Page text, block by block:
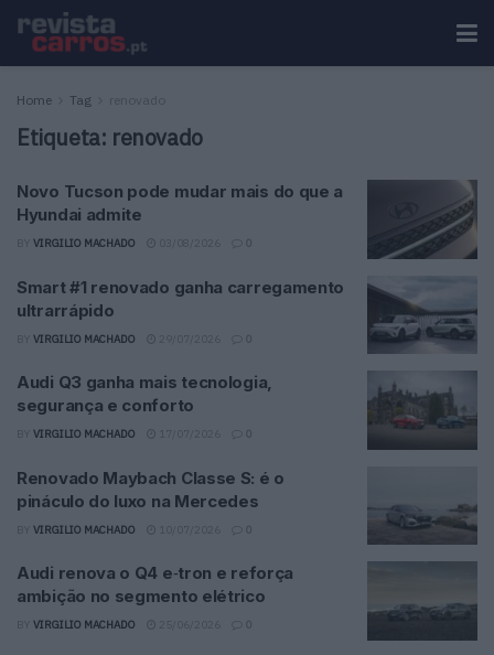
Home Tag renovado
Etiqueta: renovado
Novo Tucson pode mudar mais do que a
Hyundai admite
VIRGILIO MACHADO 0
Smart #1 renovado ganha carregamento
ultrarrápido
VIRGILIO MACHADO 0
Audi Q3 ganha mais tecnologia,
segurança e conforto
VIRGILIO MACHADO 0
Renovado Maybach Classe S: é o
pináculo do luxo na Mercedes
VIRGILIO MACHADO 0
Audi renova o Q4 e‑tron e reforça
ambição no segmento elétrico
VIRGILIO MACHADO 0